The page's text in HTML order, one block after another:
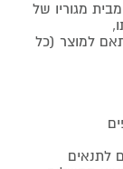
העולה על 50 מטרים מבית מגוריו של
למוצר (כל
לתנאים